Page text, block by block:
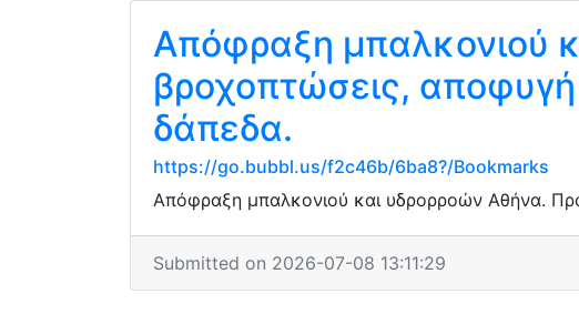
Απόφραξη μπαλκονιού
βροχοπτώσεις, αποφυγή
δάπεδα.
https://go.bubbl.us/f2c46b/6ba8?/Bookmarks
Απόφραξη μπαλκονιού και υδρορροών Αθήνα.
Submitted on 2026-07-08 13:11:29